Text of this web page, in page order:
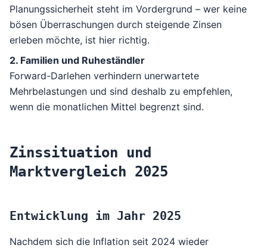
Planungssicherheit steht im Vordergrund – wer keine
bösen Überraschungen durch steigende Zinsen
erleben möchte, ist hier richtig.
2. Familien und Ruheständler
Forward-Darlehen verhindern unerwartete
Mehrbelastungen und sind deshalb zu empfehlen,
wenn die monatlichen Mittel begrenzt sind.
Zinssituation und
Marktvergleich 2025
Entwicklung im Jahr 2025
Nachdem sich die Inflation seit 2024 wieder